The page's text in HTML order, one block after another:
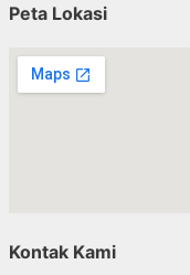
Peta Lokasi
Kontak Kami